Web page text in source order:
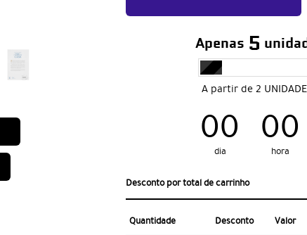
Apenas 5
A partir de 2
00
dia 00
hora
Desconto por total de carrinho
Quantidade Desconto Valor